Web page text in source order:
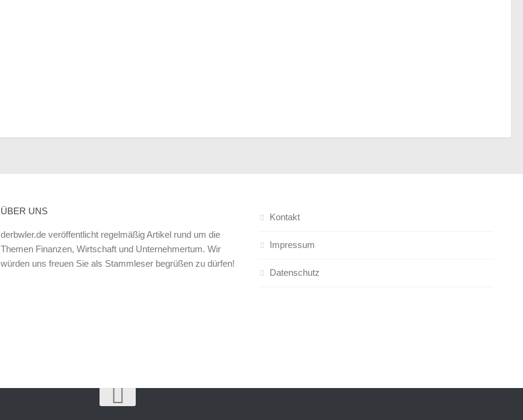
ÜBER UNS
derbwler.de veröffentlicht regelmäßig Artikel rund um die
Themen Finanzen, Wirtschaft und Unternehmertum. Wir
würden uns freuen Sie als Stammleser begrüßen zu dürfen!
Kontakt
Impressum
Datenschutz